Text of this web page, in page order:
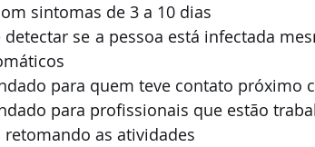
sintomas de 3 a 10 dias
detectar se a pessoa está infectada
para quem teve contato próximo
para profissionais que estão
retomando as atividades